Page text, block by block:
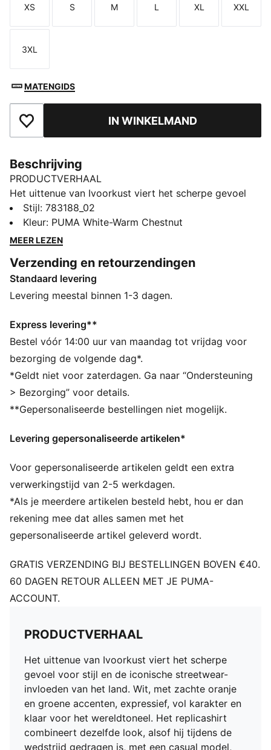
Maat
XS
Maat
S
Maat
M
Maat
L
Maat
XL
Maat
XXL
Maat
3XL
MATENGIDS
Toegevoegd aan favorietenIN WINKELMAND
Beschrijving
PRODUCTVERHAAL
Het uittenue van Ivoorkust viert het scherpe gevoel
voor stijl en de iconische streetwear-invloeden van het
land. Wit, met zachte oranje en groene accenten,
expressief, vol karakter en klaar voor het
look, alsof hij tijdens de wedstrijd gedragen is, met
een casual model, details en materialen die ideaal zijn
voor zowel de wedstrijddag als voor dagelijks
ALLE INS EN OUTS
VOCHTBEHEERSING: Technische dryCELL-materialen
voeren vocht van de huid af zodat je droog en
comfortabel blijft
Als onderdeel van het RE:FIBRE programma is dit
kledingstuk gemaakt van minstens 95% gerecycled
materiaal uit textielafval en andere gebruikte
DETAILS
Type hoofdmateriaal: Dubbelzijdig jacquard
Hals: Ronde hals
Korte mouwen
Merkdetails van Team en PUMA
Panden van mesh voor ventilatie
Stijl: 783188_02
Kleur: PUMA White-Warm Chestnut
MEER LEZEN
Verzending en retourzendingen
Standaard levering
Levering meestal binnen 1-3 dagen.
Express levering**
Bestel vóór 14:00 uur van maandag tot vrijdag voor
bezorging de volgende dag*.
*Geldt niet voor zaterdagen. Ga naar “Ondersteuning
> Bezorging” voor details.
**Gepersonaliseerde bestellingen niet mogelijk.
Levering gepersonaliseerde artikelen*
Voor gepersonaliseerde artikelen geldt een extra
verwerkingstijd van 2-5 werkdagen.
*Als je meerdere artikelen besteld hebt, hou er dan
rekening mee dat alles samen met het
gepersonaliseerde artikel geleverd wordt.
GRATIS VERZENDING BIJ BESTELLINGEN BOVEN €40.
60 DAGEN RETOUR ALLEEN MET JE PUMA-
ACCOUNT.
PRODUCTVERHAAL
Het uittenue van Ivoorkust viert het scherpe
gevoel voor stijl en de iconische streetwear-
invloeden van het land. Wit, met zachte oranje
en groene accenten, expressief, vol karakter en
klaar voor het wereldtoneel. Het replicashirt
combineert dezelfde look, alsof hij tijdens de
wedstrijd gedragen is, met een casual model,